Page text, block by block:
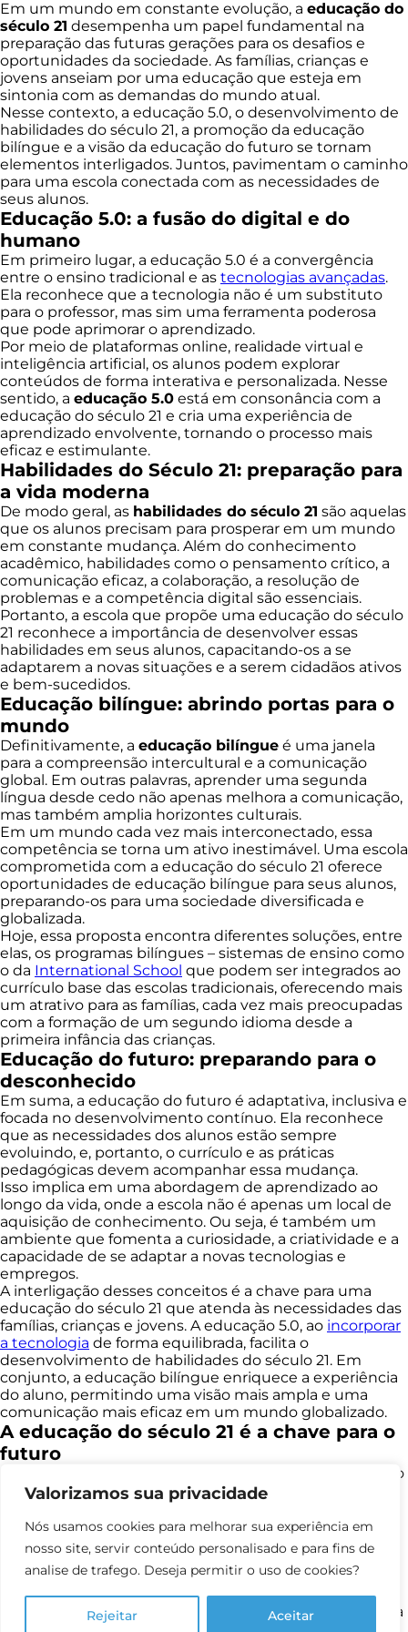
Valorizamos sua privacidade
Nós usamos cookies para melhorar sua experiência em
nosso site, servir conteúdo personalisado e para fins de
analise de trafego. Deseja permitir o uso de cookies?
Rejeitar Aceitar
Em um mundo em constante evolução, a educação do
século 21 desempenha um papel fundamental na
preparação das futuras gerações para os desafios e
oportunidades da sociedade. As famílias, crianças e
jovens anseiam por uma educação que esteja em
sintonia com as demandas do mundo atual.
Nesse contexto, a educação 5.0, o desenvolvimento de
habilidades do século 21, a promoção da educação
bilíngue e a visão da educação do futuro se tornam
elementos interligados. Juntos, pavimentam o caminho
para uma escola conectada com as necessidades de
seus alunos.
Educação 5.0: a fusão do digital e do
humano
Em primeiro lugar, a educação 5.0 é a convergência
entre o ensino tradicional e as tecnologias avançadas.
Ela reconhece que a tecnologia não é um substituto
para o professor, mas sim uma ferramenta poderosa
que pode aprimorar o aprendizado.
Por meio de plataformas online, realidade virtual e
inteligência artificial, os alunos podem explorar
conteúdos de forma interativa e personalizada. Nesse
sentido, a educação 5.0 está em consonância com a
educação do século 21 e cria uma experiência de
aprendizado envolvente, tornando o processo mais
eficaz e estimulante.
Habilidades do Século 21: preparação para
a vida moderna
De modo geral, as habilidades do século 21 são aquelas
que os alunos precisam para prosperar em um mundo
em constante mudança. Além do conhecimento
acadêmico, habilidades como o pensamento crítico, a
comunicação eficaz, a colaboração, a resolução de
problemas e a competência digital são essenciais.
Portanto, a escola que propõe uma educação do século
21 reconhece a importância de desenvolver essas
habilidades em seus alunos, capacitando-os a se
adaptarem a novas situações e a serem cidadãos ativos
e bem-sucedidos.
Educação bilíngue: abrindo portas para o
mundo
Definitivamente, a educação bilíngue é uma janela
para a compreensão intercultural e a comunicação
global. Em outras palavras, aprender uma segunda
língua desde cedo não apenas melhora a comunicação,
mas também amplia horizontes culturais.
Em um mundo cada vez mais interconectado, essa
competência se torna um ativo inestimável. Uma escola
comprometida com a educação do século 21 oferece
oportunidades de educação bilíngue para seus alunos,
preparando-os para uma sociedade diversificada e
globalizada.
Hoje, essa proposta encontra diferentes soluções, entre
elas, os programas bilíngues – sistemas de ensino como
o da International School que podem ser integrados ao
currículo base das escolas tradicionais, oferecendo mais
um atrativo para as famílias, cada vez mais preocupadas
com a formação de um segundo idioma desde a
primeira infância das crianças.
Educação do futuro: preparando para o
desconhecido
Em suma, a educação do futuro é adaptativa, inclusiva e
focada no desenvolvimento contínuo. Ela reconhece
que as necessidades dos alunos estão sempre
evoluindo, e, portanto, o currículo e as práticas
pedagógicas devem acompanhar essa mudança.
Isso implica em uma abordagem de aprendizado ao
longo da vida, onde a escola não é apenas um local de
aquisição de conhecimento. Ou seja, é também um
ambiente que fomenta a curiosidade, a criatividade e a
capacidade de se adaptar a novas tecnologias e
empregos.
A interligação desses conceitos é a chave para uma
educação do século 21 que atenda às necessidades das
famílias, crianças e jovens. A educação 5.0, ao incorporar
a tecnologia de forma equilibrada, facilita o
desenvolvimento de habilidades do século 21. Em
conjunto, a educação bilíngue enriquece a experiência
do aluno, permitindo uma visão mais ampla e uma
comunicação mais eficaz em um mundo globalizado.
A educação do século 21 é a chave para o
futuro
Em síntese, para uma escola oferecer uma educação do
século 21, é crucial abraçar esses conceitos e
implementá-los de maneira integrada. A educação do
século 21 não é apenas sobre transmitir informações,
mas também sobre capacitar os alunos a serem
aprendizes ao longo da vida, cidadãos globais e
solucionadores de problemas.
É um compromisso com a excelência educacional, que
reconhece que a única constante é a mudança, e que a